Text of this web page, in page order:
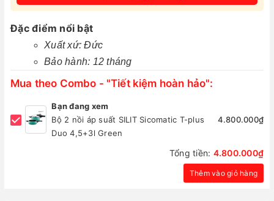
Đặc điểm nổi bật
Xuất xứ: Đức
Bảo hành: 12 tháng
Mua theo Combo - "Tiết kiệm hoàn hảo":
Bạn đang xem
Bộ 2 nồi áp suất SILIT Sicomatic T-plus
Duo 4,5+3l Green
4.800.000₫
Tổng tiền: 4.800.000₫
Thêm vào giỏ hàng